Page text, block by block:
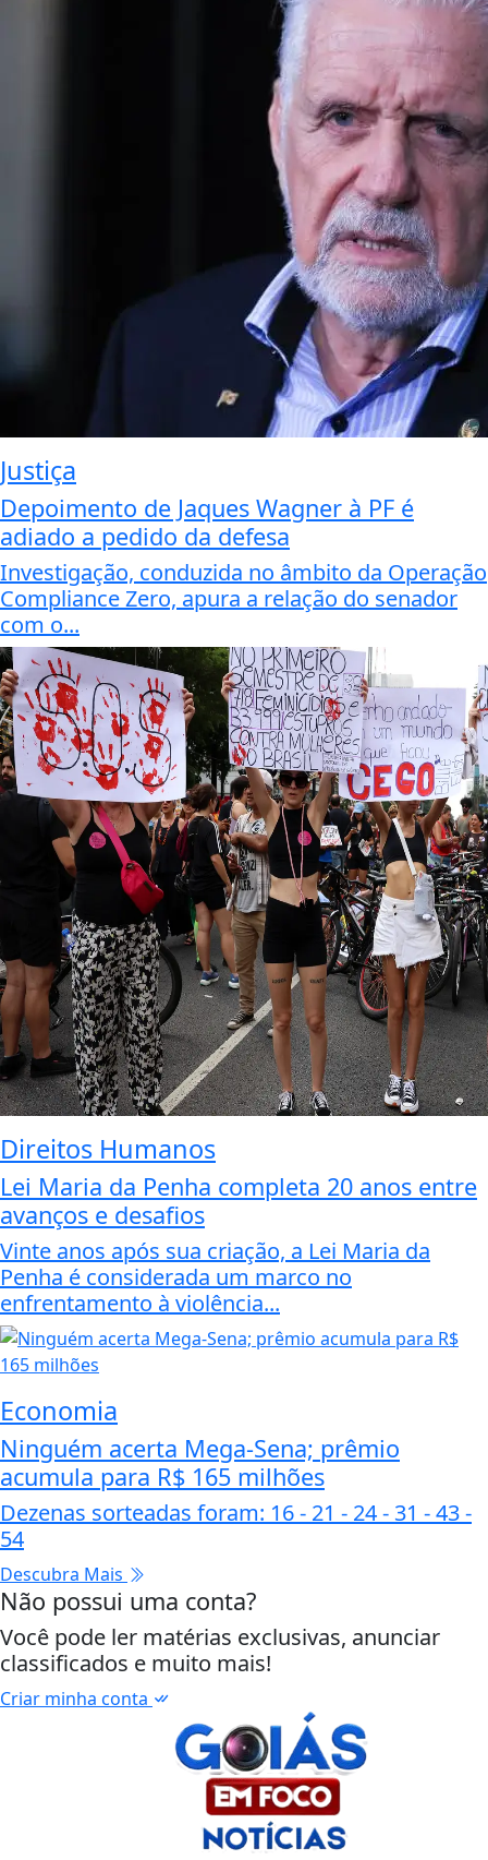
Justiça
Depoimento de Jaques Wagner à PF é
adiado a pedido da defesa
Investigação, conduzida no âmbito da Operação
Compliance Zero, apura a relação do senador
com o...
Direitos Humanos
Lei Maria da Penha completa 20 anos entre
avanços e desafios
Vinte anos após sua criação, a Lei Maria da
Penha é considerada um marco no
enfrentamento à violência...
Economia
Ninguém acerta Mega-Sena; prêmio
acumula para R$ 165 milhões
Dezenas sorteadas foram: 16 - 21 - 24 - 31 - 43 -
54
Descubra Mais
Não possui uma conta?
Você pode ler matérias exclusivas, anunciar
classificados e muito mais!
Criar minha conta